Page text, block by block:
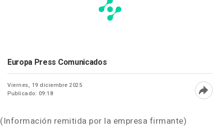
Europa Press Comunicados
Viernes, 19 diciembre 2025
Publicado: 09:18
(Información remitida por la empresa firmante)